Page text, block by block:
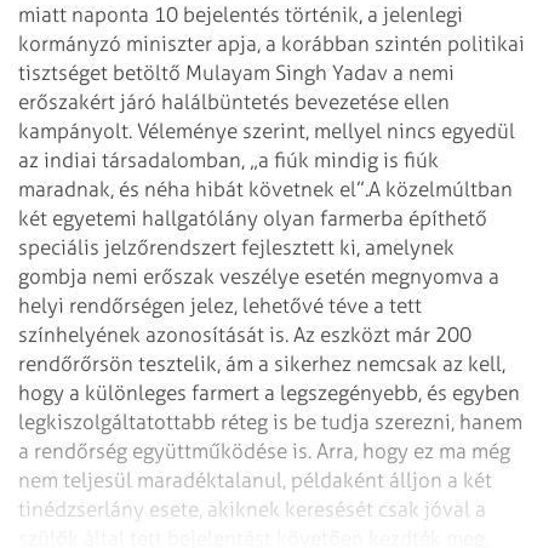
miatt naponta 10 bejelentés történik, a jelenlegi
kormányzó miniszter apja, a korábban szintén politikai
tisztséget betöltő Mulayam Singh Yadav a nemi
erőszakért járó halálbüntetés bevezetése ellen
kampányolt. Véleménye szerint, mellyel nincs egyedül
az indiai társadalomban, „a fiúk mindig is fiúk
maradnak, és néha hibát követnek el”.A közelmúltban
két egyetemi hallgatólány olyan farmerba építhető
speciális jelzőrendszert fejlesztett ki, amelynek
gombja nemi erőszak veszélye esetén megnyomva a
helyi rendőrségen jelez, lehetővé téve a tett
színhelyének azonosítását is. Az eszközt már 200
rendőrőrsön tesztelik, ám a sikerhez nemcsak az kell,
hogy a különleges farmert a legszegényebb, és egyben
legkiszolgáltatottabb réteg is be tudja szerezni, hanem
a rendőrség együttműködése is. Arra, hogy ez ma még
nem teljesül maradéktalanul, példaként álljon a két
tinédzserlány esete, akiknek keresését csak jóval a